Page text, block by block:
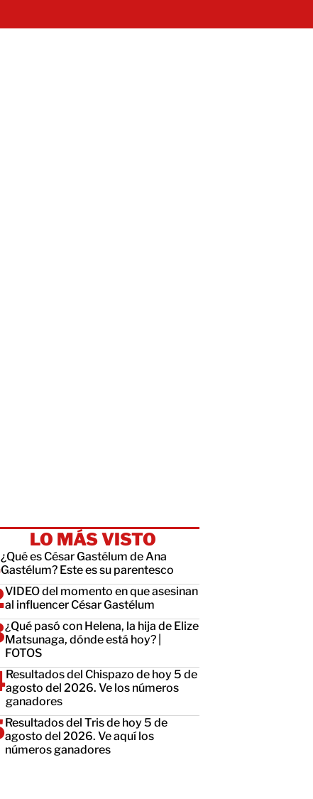
LO MÁS VISTO
¿Qué es César Gastélum de Ana
Gastélum? Este es su parentesco
VIDEO del momento en que asesinan
al influencer César Gastélum
¿Qué pasó con Helena, la hija de Elize
Matsunaga, dónde está hoy? |
FOTOS
Resultados del Chispazo de hoy 5 de
agosto del 2026. Ve los números
ganadores
Resultados del Tris de hoy 5 de
agosto del 2026. Ve aquí los
números ganadores